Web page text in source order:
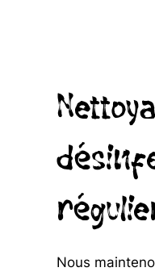
Nous